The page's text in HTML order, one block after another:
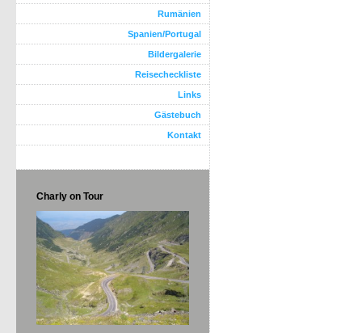
Rumänien
Spanien/Portugal
Bildergalerie
Reisecheckliste
Links
Gästebuch
Kontakt
Charly on Tour